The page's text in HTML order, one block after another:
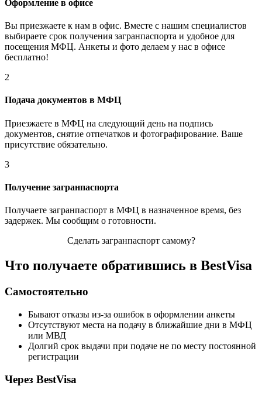
Оформление в офисе
Вы приезжаете к нам в офис. Вместе с нашим специалистов
выбираете срок получения загранпаспорта и удобное для
посещения МФЦ. Анкеты и фото делаем у нас в офисе
бесплатно!
2
Подача документов в МФЦ
Приезжаете в МФЦ на следующий день на подпись
документов, снятие отпечатков и фотографирование. Ваше
присутствие обязательно.
3
Получение загранпаспорта
Получаете загранпаспорт в МФЦ в назначенное время, без
задержек. Мы сообщим о готовности.
Сделать загранпаспорт самому?
Что получаете обратившись в BestVisa
Самостоятельно
Бывают отказы из-за ошибок в оформлении анкеты
Отсутствуют места на подачу в ближайшие дни в МФЦ
или МВД
Долгий срок выдачи при подаче не по месту постоянной
регистрации
Через BestVisa